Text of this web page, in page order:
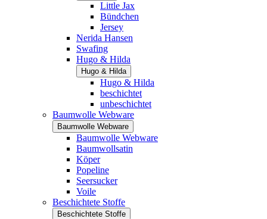
Little Jax
Bündchen
Jersey
Nerida Hansen
Swafing
Hugo & Hilda
Hugo & Hilda
Hugo & Hilda
beschichtet
unbeschichtet
Baumwolle Webware
Baumwolle Webware
Baumwolle Webware
Baumwollsatin
Köper
Popeline
Seersucker
Voile
Beschichtete Stoffe
Beschichtete Stoffe